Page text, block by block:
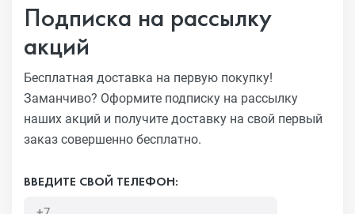
Подписка на рассылку
акций
Бесплатная доставка на первую покупку!
Заманчиво? Оформите подписку на рассылку
наших акций и получите доставку на свой первый
заказ совершенно бесплатно.
ВВЕДИТЕ СВОЙ ТЕЛЕФОН: